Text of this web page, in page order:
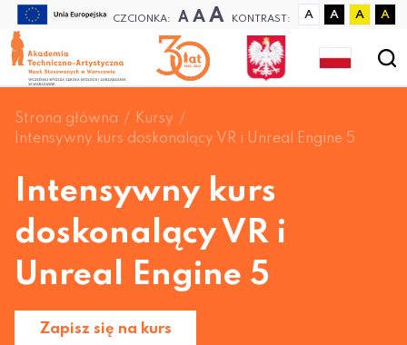
CZCIONKA: A A A KONTRAST: A A A A
Strona główna
Kursy
Intensywny kurs doskonalący VR i Unreal Engine 5
Intensywny kurs
doskonalący VR i
Unreal Engine 5
Zapisz się na kurs